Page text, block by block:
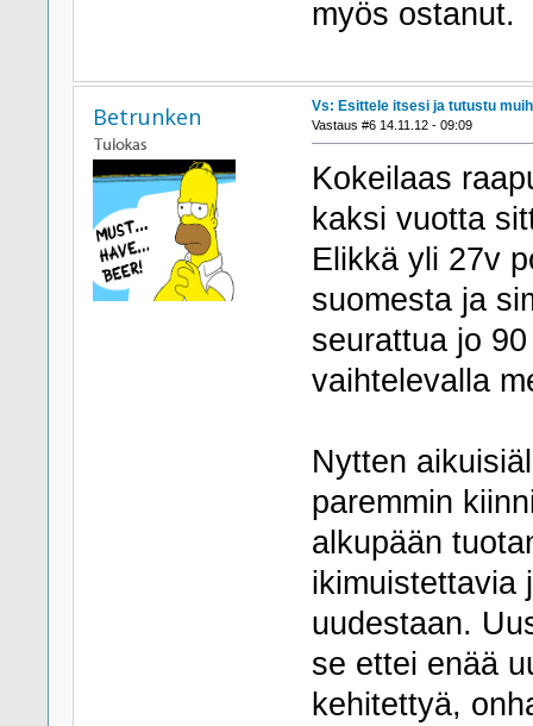
myös ostanut.
Betrunken Vs: Esittele itsesi ja tutustu
Vastaus #6 14.11.12 - 09:09
Kokeilaas
kaksi vuotta
Elikkä yli 27v
suomesta ja
seurattua jo
vaihtelevalla
Nytten
paremmin
alkupään
ikimuistettavia
uudestaan.
se ettei enää
kehitettyä,